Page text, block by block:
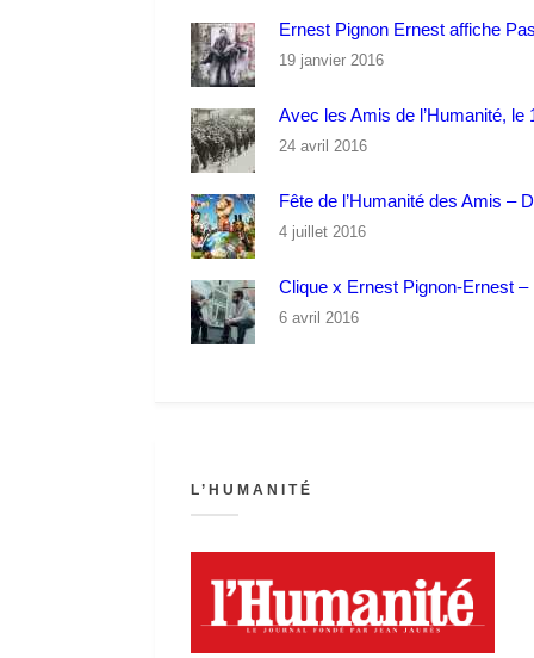
Ernest Pignon Ernest affiche
19 janvier 2016
Avec les Amis de l’Humanité, le
24 avril 2016
Fête de l’Humanité des Amis –
4 juillet 2016
Clique x Ernest Pignon-Ernest
6 avril 2016
L’HUMANITÉ